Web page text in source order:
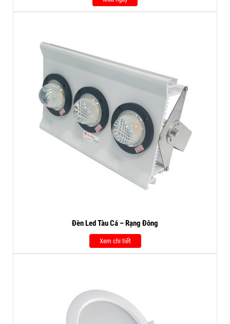
Đèn Led Tàu Cá – Rạng Đông
Xem chi tiết